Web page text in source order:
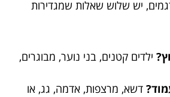
יש שלוש שאלות שמגדירות
ילדים קטנים, בני נוער, מבוגרים,
דשא, מרצפות, אדמה, גג, או